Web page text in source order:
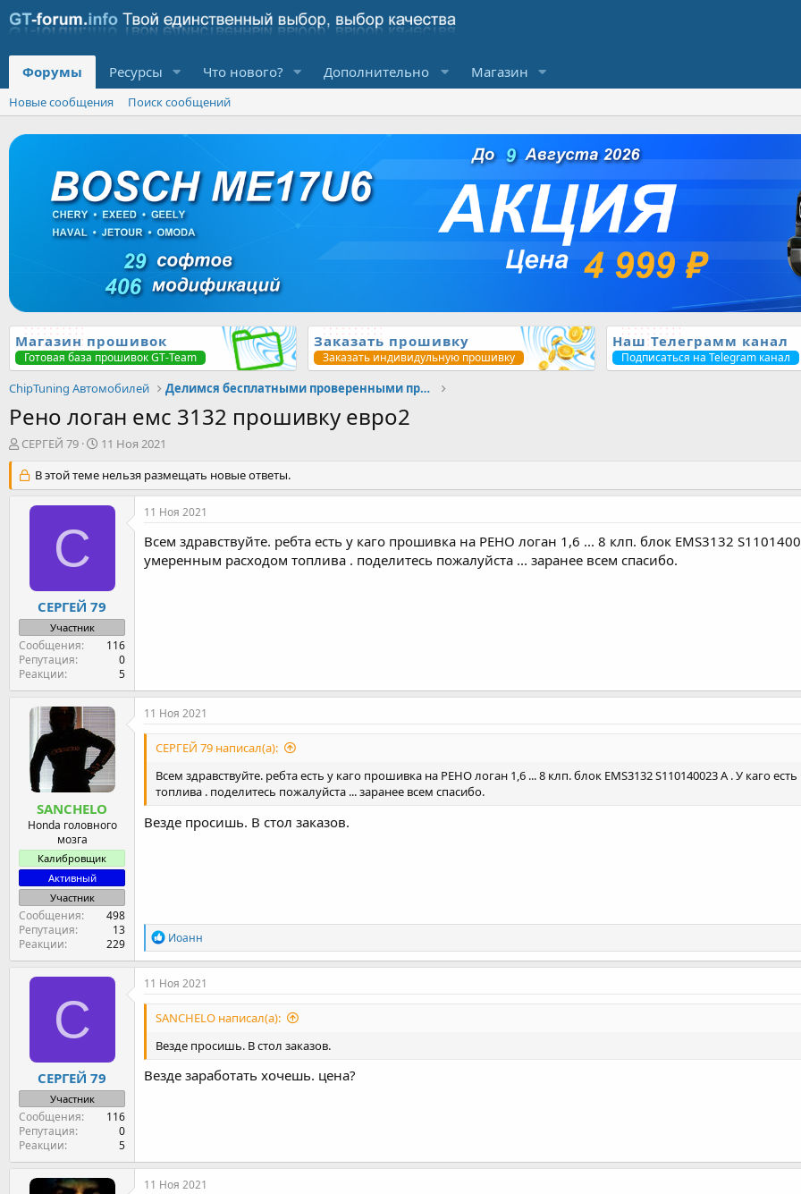
Форумы Ресурсы Что нового? Дополнительно Магазин
Новые сообщения Поиск сообщений
Магазин прошивок
Готовая база прошивок GT-Team
Заказать прошивку
Заказать индивидульную прошивку
Наш Телеграмм канал
Подписаться на Telegram канал
ChipTuning Автомобилей Делимся бесплатными проверенными прошивками
Рено логан емс 3132 прошивку евро2
А
т
о
СЕРГЕЙ 79
Д
т
а
н
11 Ноя 2021
В этой теме нельзя размещать новые ответы.
С
СЕРГЕЙ 79
Участник
Сообщения
116
Репутация
0
Реакции
5
11 Ноя 2021
Всем здравствуйте. ребта есть у каго прошивка на РЕНО логан 1,6 ... 8 клп. блок ЕМS3132
умеренным расходом топлива . поделитесь пожалуйста ... заранее всем спасибо.
SANCHELO
Honda головного
мозга
Калибровщик
Активный
Участник
Сообщения
498
Репутация
13
Реакции
229
11 Ноя 2021
СЕРГЕЙ 79 написал(а):
Всем здравствуйте. ребта есть у каго прошивка на РЕНО логан 1,6 ... 8 клп. блок ЕМS3132 S110140023 A . У каго
топлива . поделитесь пожалуйста ... заранее всем спасибо.
Везде просишь. В стол заказов.
Р
е
а
к
и
Иоанн
С
СЕРГЕЙ 79
Участник
Сообщения
116
Репутация
0
Реакции
5
11 Ноя 2021
SANCHELO написал(а):
Везде просишь. В стол заказов.
Везде заработать хочешь. цена?
11 Ноя 2021